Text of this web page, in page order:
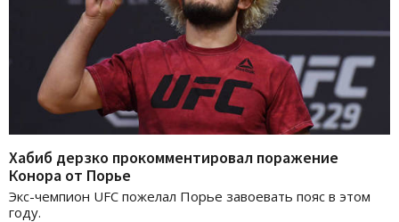
Хабиб дерзко прокомментировал поражение
Конора от Порье
Экс-чемпион UFC пожелал Порье завоевать пояс в этом
году.